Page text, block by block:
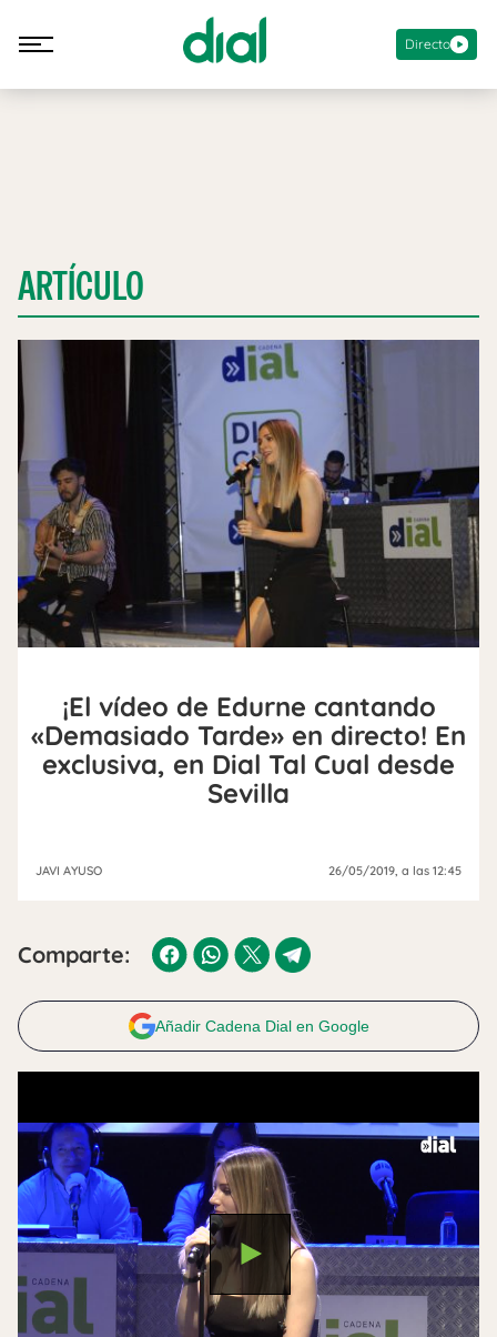
Directo
ARTÍCULO
¡El vídeo de Edurne cantando
«Demasiado Tarde» en directo! En
exclusiva, en Dial Tal Cual desde
Sevilla
JAVI AYUSO 26/05/2019 , a las 12:45
Comparte:
Añadir Cadena Dial en Google